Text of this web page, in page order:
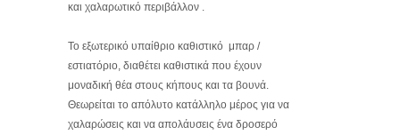
και χαλαρωτικό περιβάλλον .
Το εξωτερικό υπαίθριο καθιστικό μπαρ /
εστιατόριο, διαθέτει καθιστικά που έχουν
μοναδική θέα στους κήπους και τα βουνά.
Θεωρείται το απόλυτο κατάλληλο μέρος για να
χαλαρώσεις και να απολάυσεις ένα δροσερό